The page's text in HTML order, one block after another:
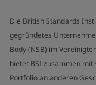
Die British Standards
gegründetes
Body (NSB) im
bietet BSI zusammen
Portfolio an anderen